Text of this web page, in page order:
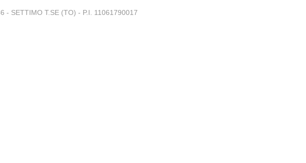
- SETTIMO T.SE (TO) - P.I. 11061790017